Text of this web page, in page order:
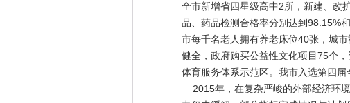
全市新增省四星级高中2所，新建、改
品、药品检测合格率分别达到98.15%
市每千名老人拥有养老床位40张，城
健全，政府购买公益性文化项目75个
体育服务体系示范区。我市入选第四届
2015年，在复杂严峻的外部经济环